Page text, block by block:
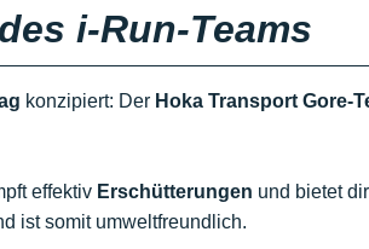
i-Run-Teams
konzipiert: Der Hoka Transport Gore-
effektiv Erschütterungen und bietet
ist somit umweltfreundlich.